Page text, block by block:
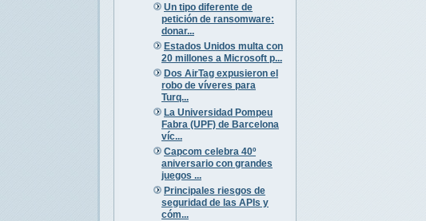
Un tipo diferente de
petición de ransomware:
donar...
Estados Unidos multa con
20 millones a Microsoft p...
Dos AirTag expusieron el
robo de víveres para
Turq...
La Universidad Pompeu
Fabra (UPF) de Barcelona
víc...
Capcom celebra 40º
aniversario con grandes
juegos ...
Principales riesgos de
seguridad de las APIs y
cóm...